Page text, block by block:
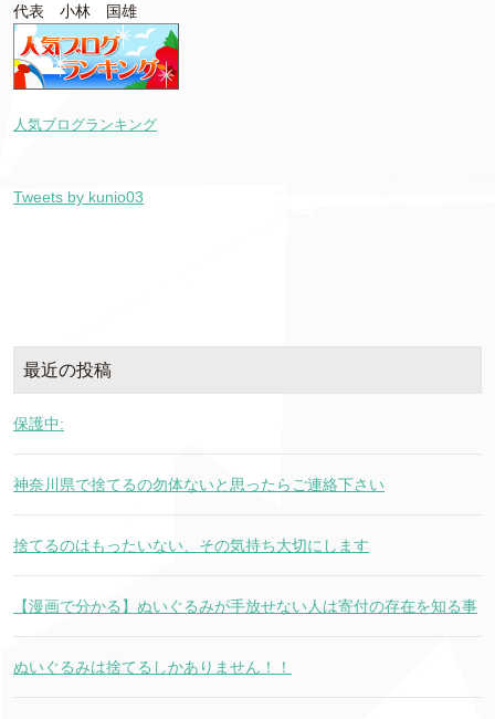
代表 小林 国雄
人気ブログランキング
Tweets by kunio03
最近の投稿
保護中:
神奈川県で捨てるの勿体ないと思ったらご連絡下さい
捨てるのはもったいない、その気持ち大切にします
【漫画で分かる】ぬいぐるみが手放せない人は寄付の存在を知る事
ぬいぐるみは捨てるしかありません！！